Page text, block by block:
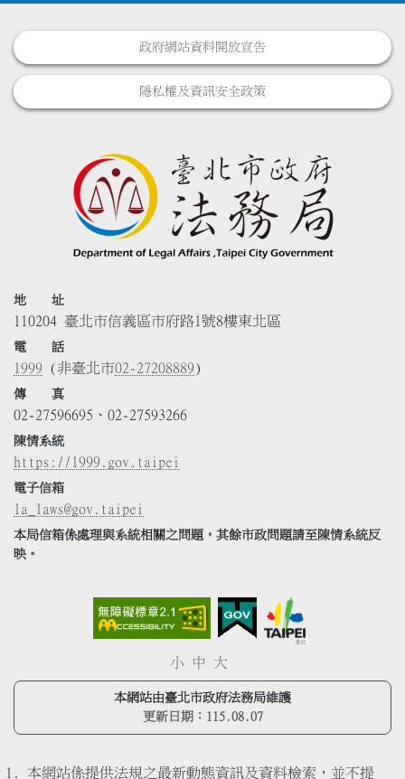
政府網站資料開放宣告
隱私權及資訊安全政策
地 址
110204 臺北市信義區市府路1號8樓東北區
電 話
1999 (非臺北市02-27208889)
傳 真
02-27596695、02-27593266
陳情系統
https://1999.gov.taipei
電子信箱
la_laws@gov.taipei
本局信箱係處理與系統相關之問題，其餘市政問題請至陳情系統反
映。
小 中 大
本網站由臺北市政府法務局維護
更新日期： 115.08.07
本網站係提供法規之最新動態資訊及資料檢索，並不提